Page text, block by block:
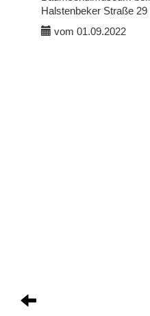
Halstenbeker Straße 29
vom 01.09.2022